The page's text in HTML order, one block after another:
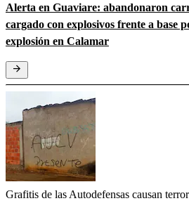
Alerta en Guaviare: abandonaron
cargado con explosivos frente a base
explosión en Calamar
Grafitis de las Autodefensas causan